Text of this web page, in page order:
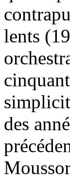
lents
des